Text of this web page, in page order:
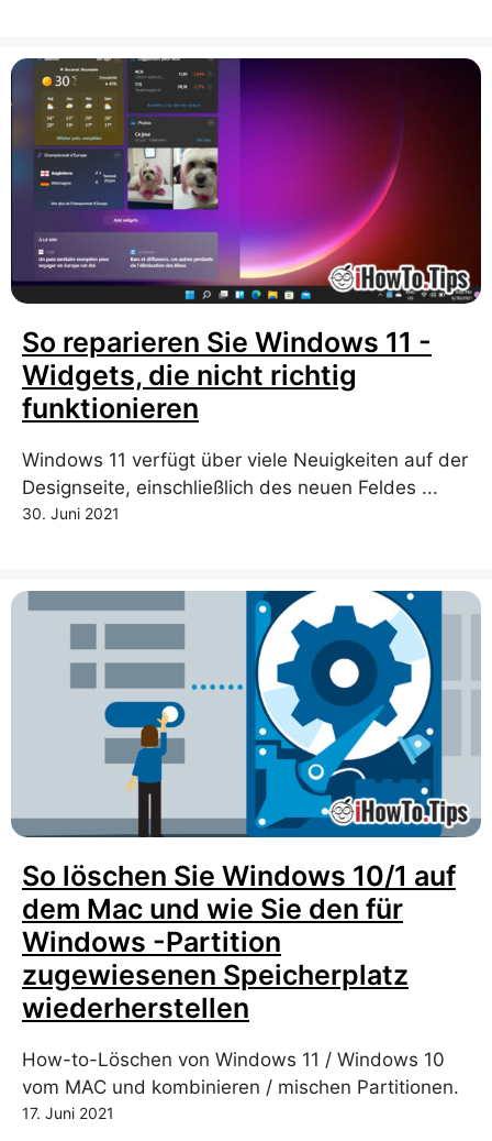
So reparieren Sie Windows 11 -
Widgets, die nicht richtig
funktionieren
Windows 11 verfügt über viele Neuigkeiten auf der
Designseite, einschließlich des neuen Feldes ...
30. Juni 2021
So löschen Sie Windows 10/1 auf
dem Mac und wie Sie den für
Windows -Partition
zugewiesenen Speicherplatz
wiederherstellen
How-to-Löschen von Windows 11 / Windows 10
vom MAC und kombinieren / mischen Partitionen.
17. Juni 2021